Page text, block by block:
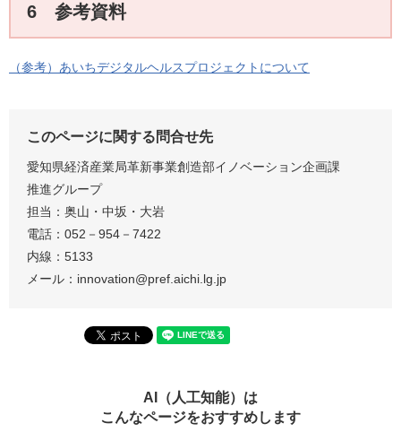
6 参考資料
（参考）あいちデジタルヘルスプロジェクトについて
このページに関する問合せ先
愛知県経済産業局革新事業創造部イノベーション企画課
推進グループ
担当：奥山・中坂・大岩
電話：052－954－7422
内線：5133
メール：innovation@pref.aichi.lg.jp
AI（人工知能）は
こんなページをおすすめします